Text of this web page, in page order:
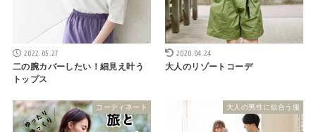
2022.05.27
二の腕カバーしたい！細見え叶う
トップス
2020.04.24
大人のリゾートコーデ
コーディネート 大人の男性に似合う服